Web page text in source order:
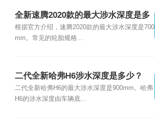
全新速腾2020款的最大涉水深度是多
少？
根据官方介绍，速腾2020款的最大涉水深度是700
mm。常见的轮胎规格...
二代全新哈弗H6涉水深度是多少？
二代全新哈弗H6的最大涉水深度是900mm。哈弗
H6的涉水深度由车辆底...